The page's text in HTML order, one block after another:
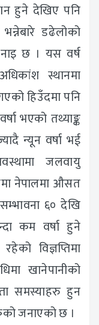
हुने देखिए पनि
डढेलोको
छ । यस वर्ष
स्थानमा
हिउँदमा पनि
भएको तथ्याङ्क
न्यून वर्षा भई
जलवायु
नेपालमा औसत
६० देखि
कम वर्षा हुने
विज्ञप्तिमा
खानेपानीको
समस्याहरु हुन
जनाएको छ ।